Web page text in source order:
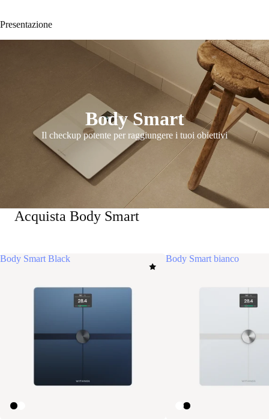
Presentazione
Body Smart
Il checkup potente per raggiungere i tuoi obiettivi
Acquista Body Smart
Body Smart Black Body Smart bianco